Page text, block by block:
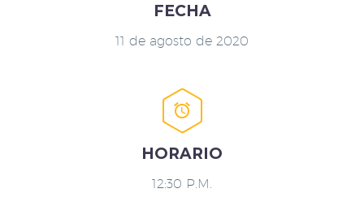
FECHA
11 de agosto de 2020


HORARIO
12:30 P.M.